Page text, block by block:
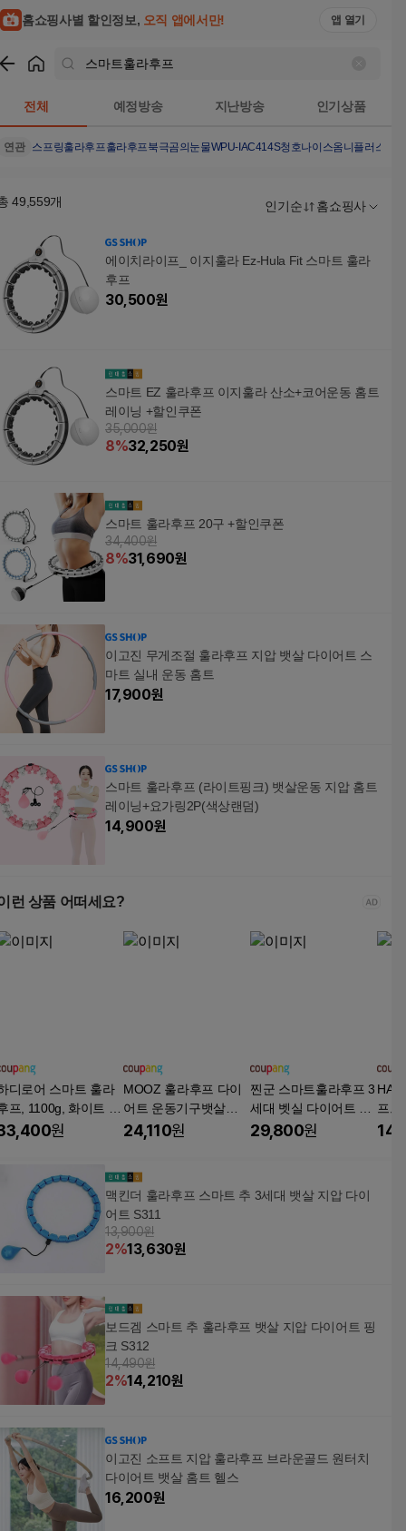
홈쇼핑사별 할인정보, 오직 앱에서만! 앱 열기
전체 예정방송 지난방송 인기상품
연관 스프링훌라후프훌라후프북극곰의눈물WPU-IAC414S청호나이스옴니플러스
49,559개 인기순 홈쇼핑사
에이치라이프_ 이지훌라 Ez-Hula Fit 스마트 훌라
후프
30,500원
스마트 EZ 훌라후프 이지훌라 산소+코어운동 홈트
레이닝 +할인쿠폰
35,000원
8%32,250원
스마트 훌라후프 20구 +할인쿠폰
34,400원
8%31,690원
이고진 무게조절 훌라후프 지압 뱃살 다이어트 스
마트 실내 운동 홈트
17,900원
스마트 훌라후프 (라이트핑크) 뱃살운동 지압 홈트
레이닝+요가링2P(색상랜덤)
14,900원
런 상품 어떠세요?
디로어 스마트 훌라
프, 1100g, 화이트 +
레이, 1개
원
MOOZ 훌라후프 다이
어트 운동기구뱃살훌
라후프 복부 헬스 유산
24,110원
찐군 스마트훌라후프 3
세대 벳실 다이어트 24
마디 핑크 블루 퍼플,
29,800원
프트
다이
맥킨더 훌라후프 스마트 추 3세대 뱃살 지압 다이
어트 S311
13,900원
2%13,630원
보드겜 스마트 추 훌라후프 뱃살 지압 다이어트 핑
크 S312
14,490원
2%14,210원
이고진 소프트 지압 훌라후프 브라운골드 원터치
다이어트 뱃살 홈트 헬스
16,200원